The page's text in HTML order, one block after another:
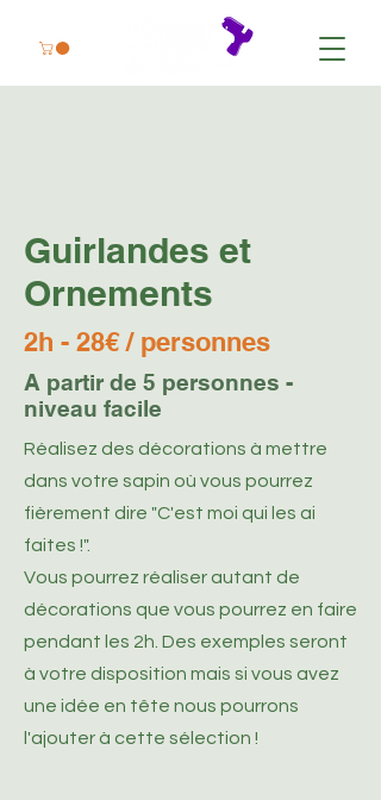
Guirlandes et
Ornements
2h - 28€ / personnes
A partir de 5 personnes -
niveau facile
Réalisez des décorations à mettre
dans votre sapin où vous pourrez
fièrement dire "C'est moi qui les ai
faites !".
Vous pourrez réaliser autant de
décorations que vous pourrez en faire
pendant les 2h. Des exemples seront
à votre disposition mais si vous avez
une idée en tête nous pourrons
l'ajouter à cette sélection !